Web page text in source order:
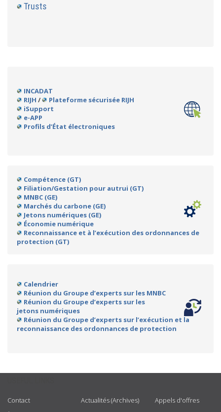
Trusts
INCADAT
RIJH /
Plateforme sécurisée RIJH
iSupport
e-APP
Profils d’État électroniques
Compétence (GT)
Filiation/Gestation pour autrui (GT)
MNBC (GE)
Marchés du carbone (GE)
Jetons numériques (GE)
Économie numérique
Reconnaissance et à l’exécution des ordonnances de
protection (GT)
Calendrier
Réunion du Groupe d’experts sur les MNBC
Réunion du Groupe d’experts sur les
jetons numériques
Réunion du Groupe d’experts sur l’exécution et la
reconnaissance des ordonnances de protection
Contact
Actualités (Archives)
Appels d'offres